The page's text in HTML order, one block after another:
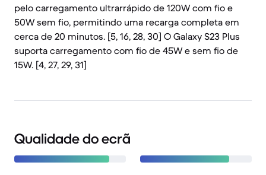
pelo carregamento ultrarrápido de 120W com fio e
50W sem fio, permitindo uma recarga completa em
cerca de 20 minutos. [5, 16, 28, 30] O Galaxy S23 Plus
suporta carregamento com fio de 45W e sem fio de
15W. [4, 27, 29, 31]
Qualidade do ecrã